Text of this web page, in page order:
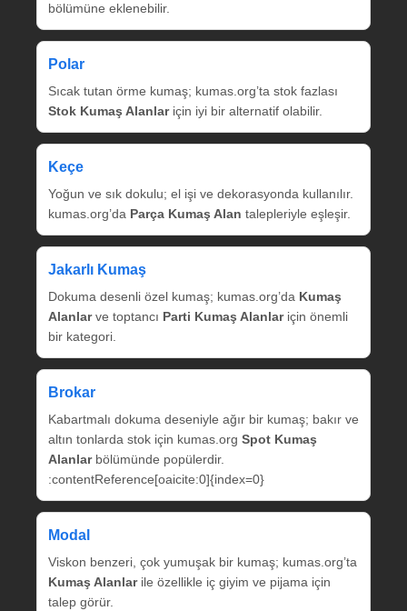
bölümüne eklenebilir.
Polar
Sıcak tutan örme kumaş; kumas.org’ta stok fazlası
Stok Kumaş Alanlariçin iyi bir alternatif olabilir.
Keçe
Yoğun ve sık dokulu; el işi ve dekorasyonda kullanılır.
kumas.org’da Parça Kumaş Alan talepleriyle eşleşir.
Jakarlı Kumaş
Dokuma desenli özel kumaş; kumas.org’da Kumaş
Alanlarve toptancı Parti Kumaş Alanlariçin önemli
bir kategori.
Brokar
Kabartmalı dokuma deseniyle ağır bir kumaş; bakır ve
altın tonlarda stok için kumas.org Spot Kumaş
Alanlarbölümünde popülerdir.
:contentReference[oaicite:0]{index=0}
Modal
Viskon benzeri, çok yumuşak bir kumaş; kumas.org’ta
Kumaş Alanlarile özellikle iç giyim ve pijama için
talep görür.